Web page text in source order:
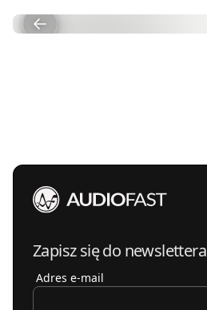
Zapisz się do newslettera
Adres e-mail